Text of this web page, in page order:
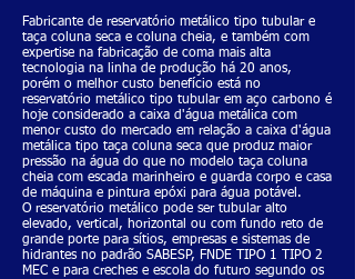
Fabricante de reservatório metálico tipo tubular e
taça coluna seca e coluna cheia, e também com
expertise na fabricação de coma mais alta
tecnologia na linha de produção há 20 anos,
porém o melhor custo benefício está no
reservatório metálico tipo tubular em aço carbono é
hoje considerado a caixa d'água metálica com
menor custo do mercado em relação a caixa d'água
metálica tipo taça coluna seca que produz maior
pressão na água do que no modelo taça coluna
cheia com escada marinheiro e guarda corpo e casa
de máquina e pintura epóxi para água potável.
O reservatório metálico pode ser tubular alto
elevado, vertical, horizontal ou com fundo reto de
grande porte para sítios, empresas e sistemas de
hidrantes no padrão SABESP, FNDE TIPO 1 TIPO 2
MEC e para creches e escola do futuro segundo os